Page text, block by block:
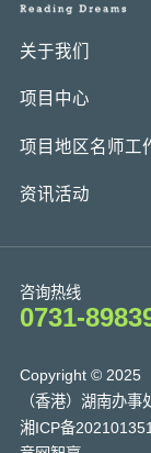
关于我们
项目中心
项目地区名师工
资讯活动
咨询热线
0731-
Copyright © 2025
（香港）湖南办事
湘ICP备